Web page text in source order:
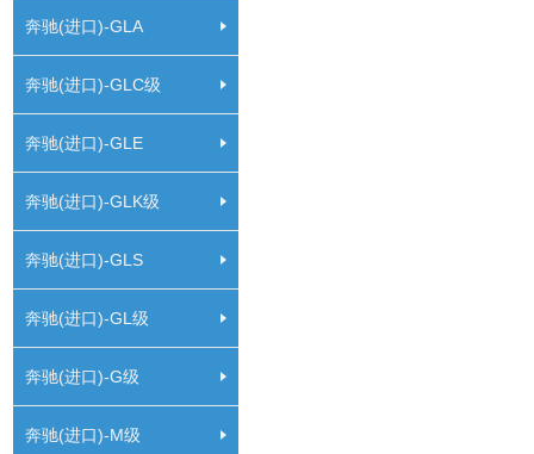
奔驰(进口)-GLA
奔驰(进口)-GLC级
奔驰(进口)-GLE
奔驰(进口)-GLK级
奔驰(进口)-GLS
奔驰(进口)-GL级
奔驰(进口)-G级
奔驰(进口)-M级